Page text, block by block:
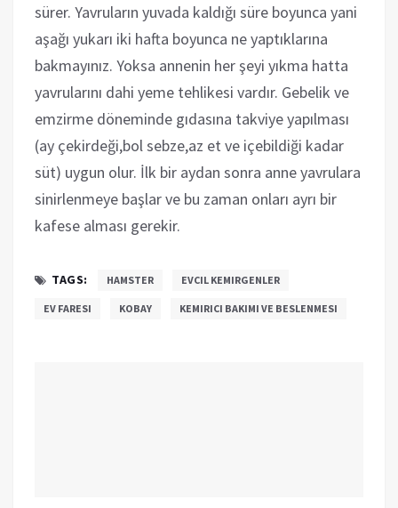
sürer. Yavruların yuvada kaldığı süre boyunca yani
aşağı yukarı iki hafta boyunca ne yaptıklarına
bakmayınız. Yoksa annenin her şeyi yıkma hatta
yavrularını dahi yeme tehlikesi vardır. Gebelik ve
emzirme döneminde gıdasına takviye yapılması
(ay çekirdeği,bol sebze,az et ve içebildiği kadar
süt) uygun olur. İlk bir aydan sonra anne yavrulara
sinirlenmeye başlar ve bu zaman onları ayrı bir
kafese alması gerekir.
TAGS: HAMSTER EVCIL KEMIRGENLER
EV FARESI KOBAY KEMIRICI BAKIMI VE BESLENMESI